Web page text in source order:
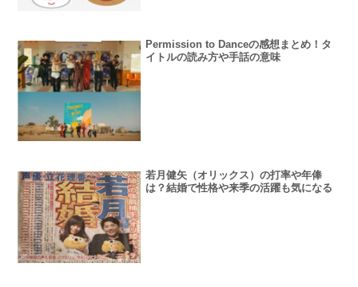
Permission to Danceの感想まとめ！タ
イトルの読み方や手話の意味
若月健矢（オリックス）の打率や年俸
は？結婚で性格や来季の活躍も気になる